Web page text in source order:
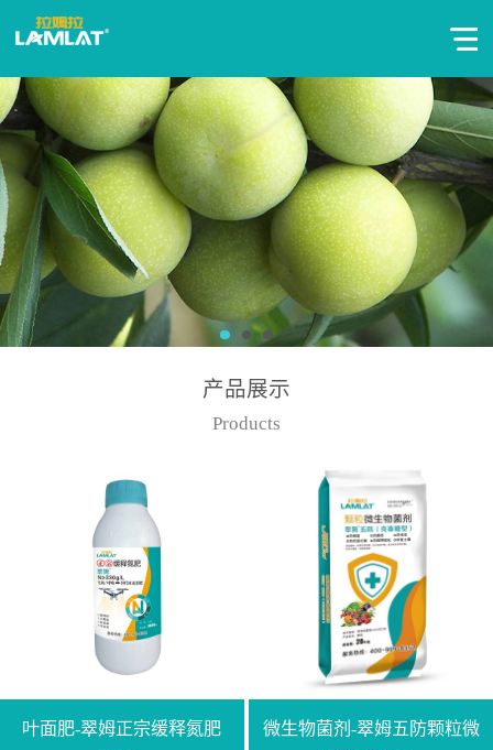
产品展示
Products
叶面肥-翠姆正宗缓释氮肥
微生物菌剂-翠姆五防颗粒微